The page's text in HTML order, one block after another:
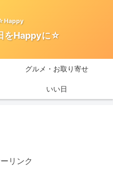
をHappyに☆
グルメ・お取り寄せ
いい日
リンク